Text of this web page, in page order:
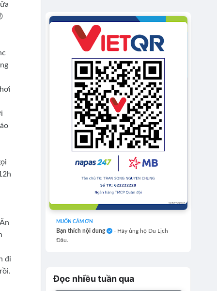
đi
MUỐN CẢM ƠN
Bạn thích nội dung
- Hãy ủng hộ Du Lịch
Đâu.
Đọc nhiều tuần qua